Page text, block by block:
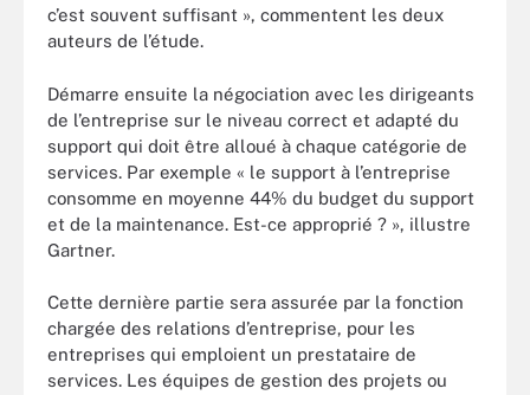
c’est souvent suffisant », commentent les deux
auteurs de l’étude.
Démarre ensuite la négociation avec les dirigeants
de l’entreprise sur le niveau correct et adapté du
support qui doit être alloué à chaque catégorie de
services. Par exemple « le support à l’entreprise
consomme en moyenne 44% du budget du support
et de la maintenance. Est-ce approprié ? », illustre
Gartner.
Cette dernière partie sera assurée par la fonction
chargée des relations d’entreprise, pour les
entreprises qui emploient un prestataire de
services. Les équipes de gestion des projets ou